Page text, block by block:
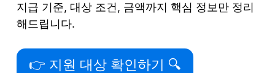
지급 기준, 대상 조건, 금액까지 핵심 정보만 정리
해드립니다.
👉 지원 대상 확인하기 🔍